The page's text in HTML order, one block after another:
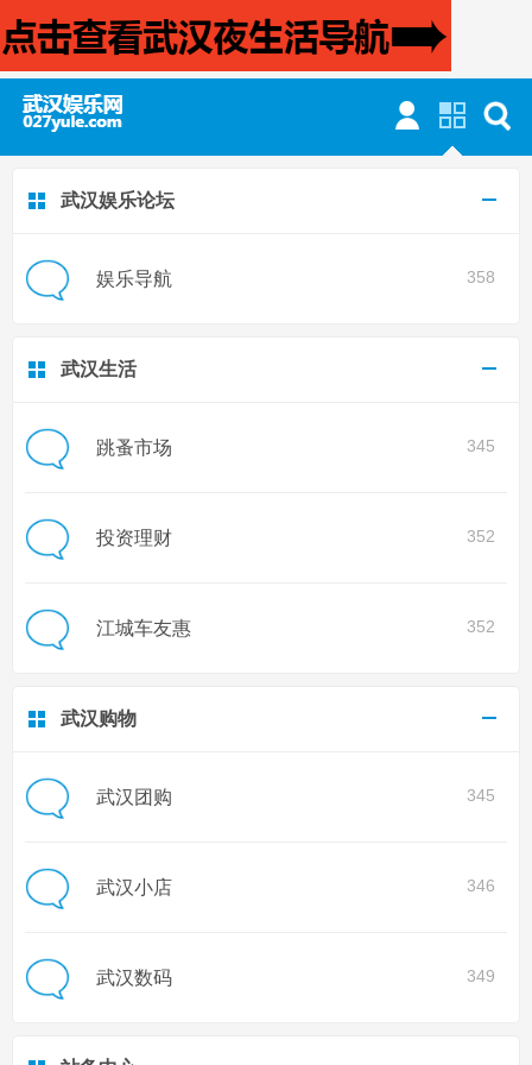
武汉娱乐论坛
娱乐导航 358
武汉生活
跳蚤市场 345
投资理财 352
江城车友惠 352
武汉购物
武汉团购 345
武汉小店 346
武汉数码 349